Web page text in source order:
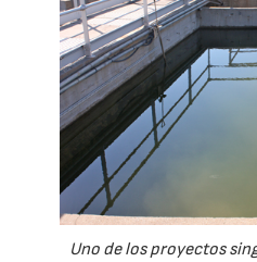
Uno de los proyectos